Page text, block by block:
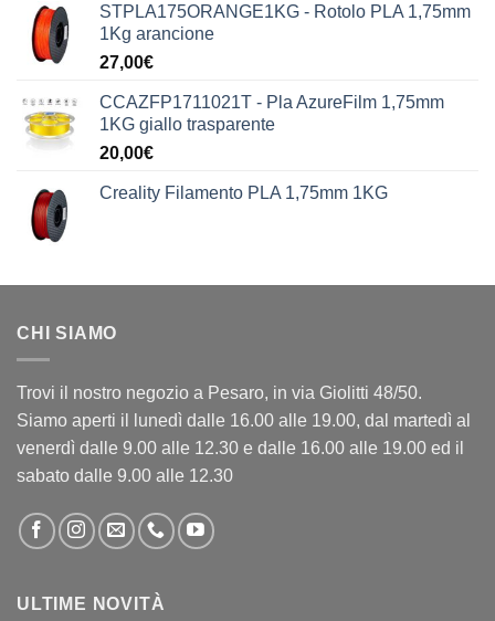
STPLA175ORANGE1KG - Rotolo PLA 1,75mm
1Kg arancione
27,00€
CCAZFP1711021T - Pla AzureFilm 1,75mm
1KG giallo trasparente
20,00€
Creality Filamento PLA 1,75mm 1KG
CHI SIAMO
Trovi il nostro negozio a Pesaro, in via Giolitti 48/50.
Siamo aperti il lunedì dalle 16.00 alle 19.00, dal martedì al
venerdì dalle 9.00 alle 12.30 e dalle 16.00 alle 19.00 ed il
sabato dalle 9.00 alle 12.30
ULTIME NOVITÀ